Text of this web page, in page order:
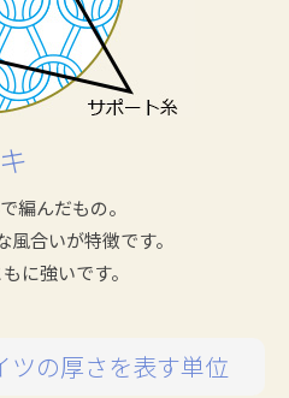
編んだもの。
合いが特徴です。
に強いです。
ツの厚さを表す単位